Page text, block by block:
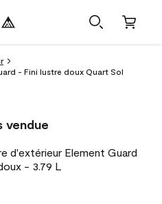
- Fini lustre doux Quart Sol
vendue